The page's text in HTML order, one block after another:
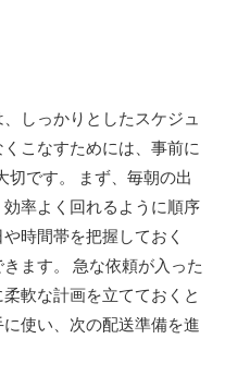
しっかりとしたスケジュ
こなすためには、事前に
切です。 まず、毎朝の出
率よく回れるように順序
時間帯を把握しておく
ます。 急な依頼が入った
軟な計画を立てておくと
使い、次の配送準備を進